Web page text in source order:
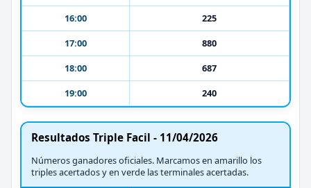
16:00
225
17:00
880
18:00
687
19:00
240
Resultados Triple Facil - 11/04/2026
Números ganadores oficiales. Marcamos en amarillo los
triples acertados y en verde las terminales acertadas.